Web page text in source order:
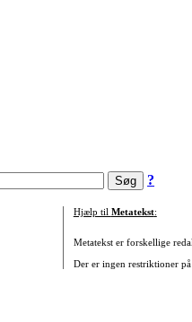
?
Hjælp til Metatekst:
Metatekst er forskellige
Der er ingen restriktioner